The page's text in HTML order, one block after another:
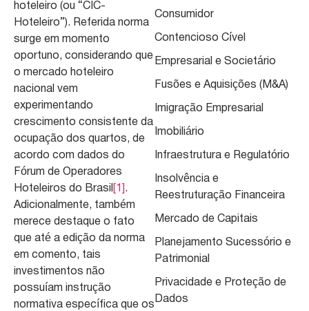
hoteleiro (ou “CIC-
Hoteleiro”). Referida norma
surge em momento
oportuno, considerando que
o mercado hoteleiro
nacional vem
experimentando
crescimento consistente da
ocupação dos quartos, de
acordo com dados do
Fórum de Operadores
Hoteleiros do Brasil
[1] .
Adicionalmente, também
merece destaque o fato
que até a edição da norma
em comento, tais
investimentos não
possuíam instrução
normativa específica que os
Consumidor
Contencioso Cível
Empresarial e Societário
Fusões e Aquisições (M&A)
Imigração Empresarial
Imobiliário
Infraestrutura e Regulatório
Insolvência e
Reestruturação Financeira
Mercado de Capitais
Planejamento Sucessório e
Patrimonial
Privacidade e Proteção de
Dados